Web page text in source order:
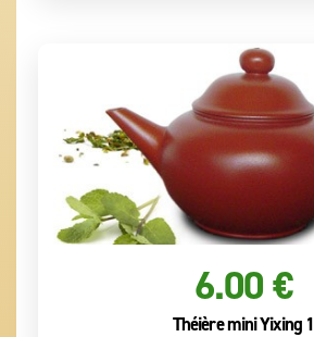
6.00 €
Théière mini Yixing 1